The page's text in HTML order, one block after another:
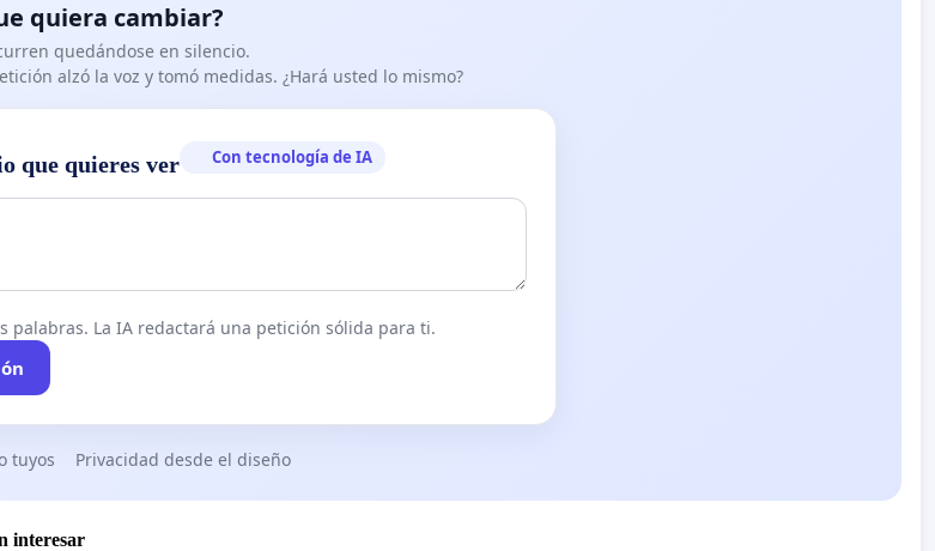
quiera cambiar?
quedándose en silencio.
alzó la voz y tomó medidas. ¿Hará usted lo mismo?
que quieres ver Con tecnología de IA
palabras. La IA redactará una petición sólida para ti.
tuyos Privacidad desde el diseño
interesar